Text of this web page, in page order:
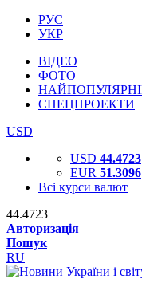
РУС
УКР
ВІДЕО
ФОТО
СПЕЦПРОЕКТИ
USD
USD 44.4723
EUR 51.3096
Всі курси валют
44.4723
Авторизація
Пошук
RU